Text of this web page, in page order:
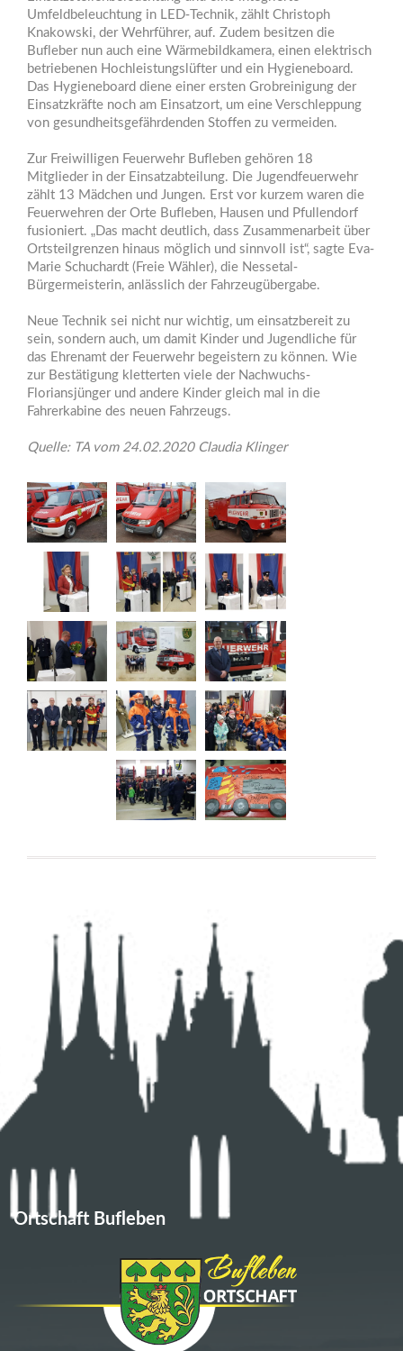
Umfeldbeleuchtung in LED-Technik, zählt Christoph
Knakowski, der Wehrführer, auf. Zudem besitzen die
Bufleber nun auch eine Wärmebildkamera, einen elektrisch
betriebenen Hochleistungslüfter und ein Hygieneboard.
Das Hygieneboard diene einer ersten Grobreinigung der
Einsatzkräfte noch am Einsatzort, um eine Verschleppung
von gesundheitsgefährdenden Stoffen zu vermeiden.
Zur Freiwilligen Feuerwehr Bufleben gehören 18
Mitglieder in der Einsatzabteilung. Die Jugendfeuerwehr
zählt 13 Mädchen und Jungen. Erst vor kurzem waren die
Feuerwehren der Orte Bufleben, Hausen und Pfullendorf
fusioniert. „Das macht deutlich, dass Zusammenarbeit über
Ortsteilgrenzen hinaus möglich und sinnvoll ist“, sagte Eva-
Marie Schuchardt (Freie Wähler), die Nessetal-
Bürgermeisterin, anlässlich der Fahrzeugübergabe.
Neue Technik sei nicht nur wichtig, um einsatzbereit zu
sein, sondern auch, um damit Kinder und Jugendliche für
das Ehrenamt der Feuerwehr begeistern zu können. Wie
zur Bestätigung kletterten viele der Nachwuchs-
Floriansjünger und andere Kinder gleich mal in die
Fahrerkabine des neuen Fahrzeugs.
Quelle: TA vom 24.02.2020 Claudia Klinger
Ortschaft Bufleben